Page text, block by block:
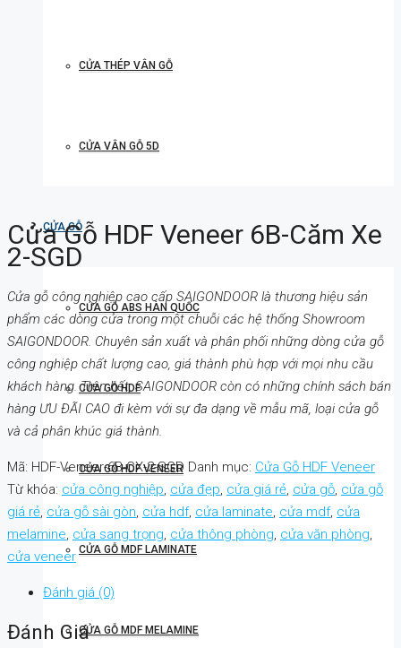
CỬA THÉP VÂN GỖ
CỬA VÂN GỖ 5D
CỬA GỖ
CỬA GỖ ABS HÀN QUỐC
CỬA GỖ HDF
CỬA GỖ HDF VENEER
CỬA GỖ MDF LAMINATE
CỬA GỖ MDF MELAMINE
Cửa Gỗ HDF Veneer 6B-Căm Xe
2-SGD
Cửa gỗ công nghiệp cao cấp SAIGONDOOR là thương hiệu sản
phẩm các dòng cửa trong một chuỗi các hệ thống Showroom
SAIGONDOOR. Chuyên sản xuất và phân phối những dòng cửa gỗ
công nghiệp chất lượng cao, giá thành phù hợp với mọi nhu cầu
khách hàng. Trên hết, SAIGONDOOR còn có những chính sách bán
hàng ƯU ĐÃI CAO đi kèm với sự đa dạng về mẫu mã, loại cửa gỗ
và cả phân khúc giá thành.
Mã: HDF-Veneer-6B-CX-2-SGD Danh mục: Cửa Gỗ HDF Veneer
Từ khóa: cửa công nghiệp, cửa đẹp, cửa giá rẻ, cửa gỗ, cửa gỗ
giá rẻ, cửa gỗ sài gòn, cửa hdf, cửa laminate, cửa mdf, cửa
melamine, cửa sang trọng, cửa thông phòng, cửa văn phòng,
cửa veneer
Đánh giá (0)
Đánh Giá